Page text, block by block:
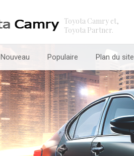
Toyota Camry et,
Toyota Partner.
Nouveau Populaire Plan du site